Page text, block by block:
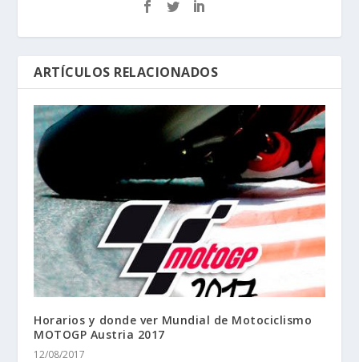
ARTÍCULOS RELACIONADOS
Horarios y donde ver Mundial de Motociclismo
MOTOGP Austria 2017
12/08/2017